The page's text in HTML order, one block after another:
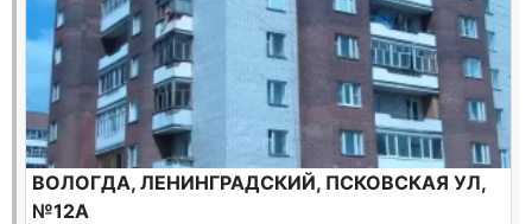
ВОЛОГДА, ЛЕНИНГРАДСКИЙ, ПСКОВСКАЯ УЛ,
№12А